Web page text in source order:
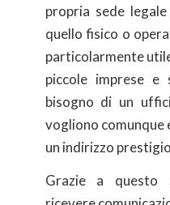
propria sede
quello fisico o
particolarmente
piccole imprese e
bisogno di un
vogliono comunque
un indirizzo
Grazie a questo